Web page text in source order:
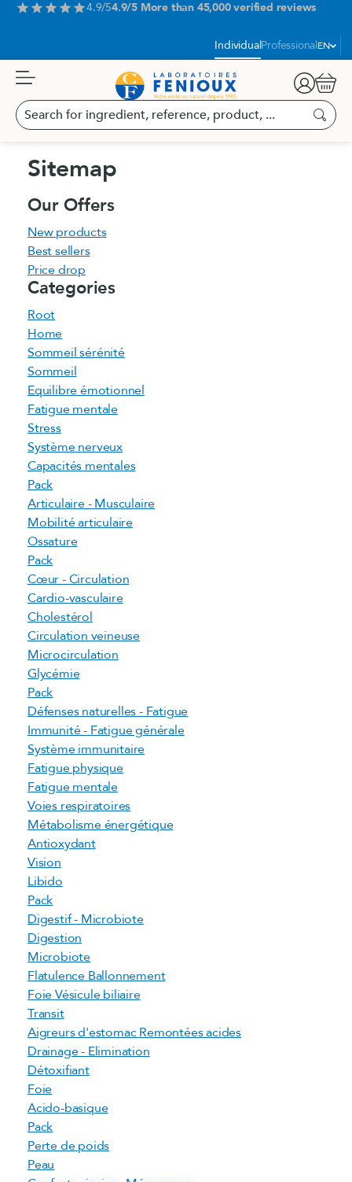
star star star star star4.9/54.9/5 More than 45,000 verified reviews
IndividualProfessionalEN
Search
for
reference,
product,
Search
Cart
Sitemap
Our Offers
New products
Best sellers
Price drop
Categories
Root
Home
Sommeil sérénité
Sommeil
Equilibre émotionnel
Fatigue mentale
Stress
Système nerveux
Capacités mentales
Pack
Articulaire - Musculaire
Mobilité articulaire
Ossature
Pack
Cœur - Circulation
Cardio-vasculaire
Cholestérol
Circulation veineuse
Microcirculation
Glycémie
Pack
Défenses naturelles - Fatigue
Immunité - Fatigue générale
Système immunitaire
Fatigue physique
Fatigue mentale
Voies respiratoires
Métabolisme énergétique
Antioxydant
Vision
Libido
Pack
Digestif - Microbiote
Digestion
Microbiote
Flatulence Ballonnement
Foie Vésicule biliaire
Transit
Aigreurs d'estomac Remontées acides
Drainage - Elimination
Détoxifiant
Foie
Acido-basique
Pack
Perte de poids
Peau